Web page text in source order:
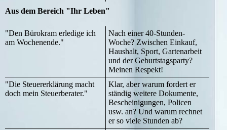
Aus dem Bereich "Ihr Leben"
"Den Bürokram erledige ich
am Wochenende."
Nach einer 40-Stunden-
Woche? Zwischen Einkauf,
Haushalt, Sport, Gartenarbeit
und der Geburtstagsparty?
Meinen Respekt!
"Die Steuererklärung macht
doch mein Steuerberater."
Klar, aber warum fordert er
ständig weitere Dokumente,
Bescheinigungen, Policen
usw. an? Und warum rechnet
er so viele Stunden ab?